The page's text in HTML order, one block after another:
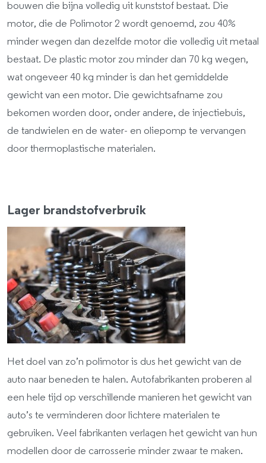
bouwen die bijna volledig uit kunststof bestaat. Die
motor, die de Polimotor 2 wordt genoemd, zou 40%
minder wegen dan dezelfde motor die volledig uit metaal
bestaat. De plastic motor zou minder dan 70 kg wegen,
wat ongeveer 40 kg minder is dan het gemiddelde
gewicht van een motor. Die gewichtsafname zou
bekomen worden door, onder andere, de injectiebuis,
de tandwielen en de water- en oliepomp te vervangen
door thermoplastische materialen.
Lager brandstofverbruik
Het doel van zo’n polimotor is dus het gewicht van de
auto naar beneden te halen. Autofabrikanten proberen al
een hele tijd op verschillende manieren het gewicht van
auto’s te verminderen door lichtere materialen te
gebruiken. Veel fabrikanten verlagen het gewicht van hun
modellen door de carrosserie minder zwaar te maken.